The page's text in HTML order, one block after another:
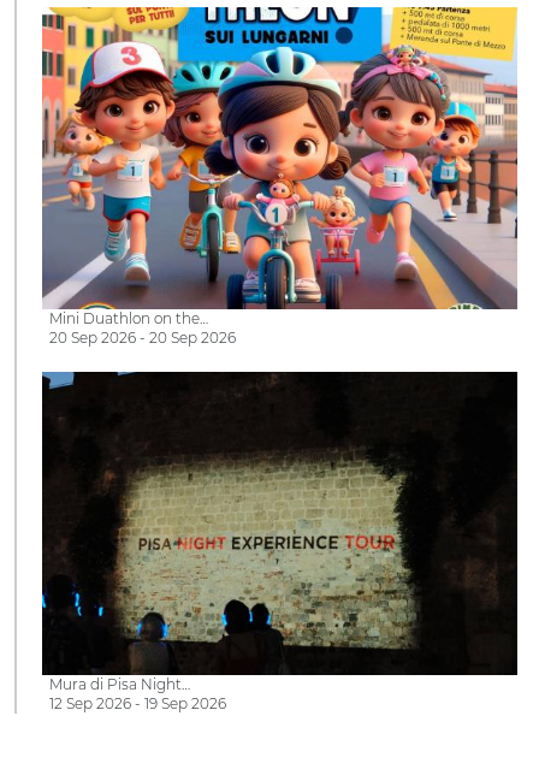
Mini Duathlon on the…
20 Sep 2026 - 20 Sep 2026
Mura di Pisa Night…
12 Sep 2026 - 19 Sep 2026